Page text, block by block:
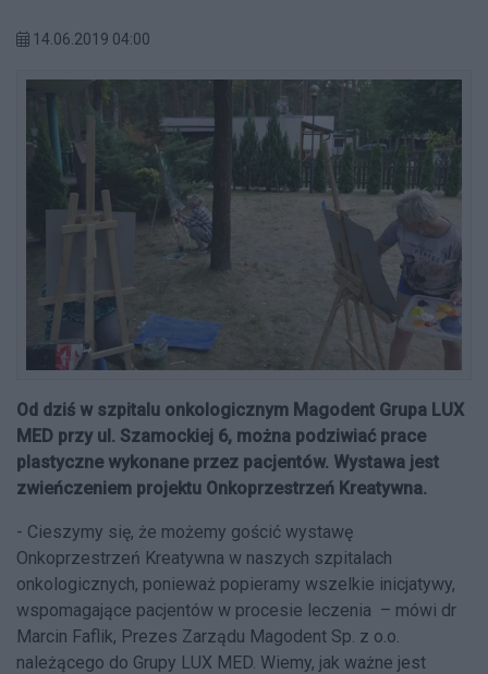
14.06.2019 04:00
Od dziś w szpitalu onkologicznym Magodent Grupa LUX
MED przy ul. Szamockiej 6, można podziwiać prace
plastyczne wykonane przez pacjentów. Wystawa jest
zwieńczeniem projektu Onkoprzestrzeń Kreatywna.
- Cieszymy się, że możemy gościć wystawę
Onkoprzestrzeń Kreatywna w naszych szpitalach
onkologicznych, ponieważ popieramy wszelkie inicjatywy,
wspomagające pacjentów w procesie leczenia – mówi dr
Marcin Faflik, Prezes Zarządu Magodent Sp. z o.o.
należącego do Grupy LUX MED. Wiemy, jak ważne jest